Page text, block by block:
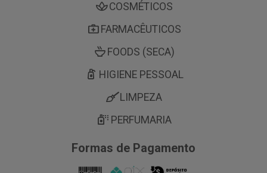
COSMÉTICOS
FARMACÊUTICOS
FOODS (SECA)
HIGIENE PESSOAL
LIMPEZA
PERFUMARIA
Formas de Pagamento